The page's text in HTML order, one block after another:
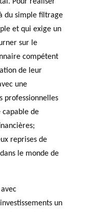
du simple filtrage
et qui exige un
sur le
compétent
de leur
une
professionnelles
de
reprises de
le monde de
un